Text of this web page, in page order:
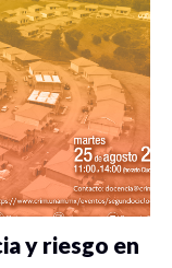
y riesgo en